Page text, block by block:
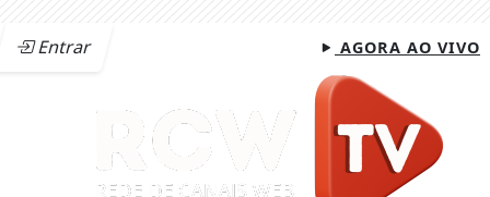
Entrar AGORA AO VIVO